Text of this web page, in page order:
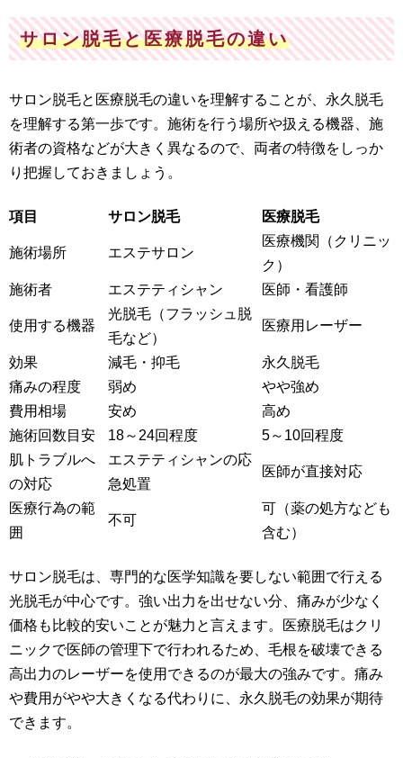
サロン脱毛と医療脱毛の違い
サロン脱毛と医療脱毛の違いを理解することが、永久脱毛
を理解する第一歩です。施術を行う場所や扱える機器、施
術者の資格などが大きく異なるので、両者の特徴をしっか
り把握しておきましょう。
項目 サロン脱毛 医療脱毛
施術場所 エステサロン
医療機関（クリニッ
ク）
施術者
エステティシャン 医師・看護師
使用する機器
光脱毛（フラッシュ脱
毛など）
医療用レーザー
効果 減毛・抑毛
永久脱毛
痛みの程度
弱め
やや強め
費用相場
安め
高め
施術回数目安
18～24回程度
5～10回程度
肌トラブルへ
の対応
エステティシャンの応
急処置
医師が直接対応
医療行為の範
囲
不可
可（薬の処方なども
含む）
サロン脱毛は、専門的な医学知識を要しない範囲で行える
光脱毛が中心です。強い出力を出せない分、痛みが少なく
価格も比較的安いことが魅力と言えます。医療脱毛はクリ
ニックで医師の管理下で行われるため、毛根を破壊できる
高出力のレーザーを使用できるのが最大の強みです。痛み
や費用がやや大きくなる代わりに、永久脱毛の効果が期待
できます。